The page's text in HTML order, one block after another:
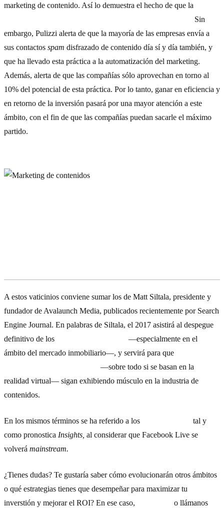
marketing de contenido. Así lo demuestra el hecho de que la
Sin
embargo, Pulizzi alerta de que la mayoría de las empresas envía a
sus contactos spam disfrazado de contenido día sí y día también, y
que ha llevado esta práctica a la automatización del marketing.
Además, alerta de que las compañías sólo aprovechan en torno al
10% del potencial de esta práctica. Por lo tanto, ganar en eficiencia y
en retorno de la inversión pasará por una mayor atención a este
ámbito, con el fin de que las compañías puedan sacarle el máximo
partido.
A estos vaticinios conviene sumar los de Matt Siltala, presidente y
fundador de Avalaunch Media, publicados recientemente por Search
Engine Journal. En palabras de Siltala, el 2017 asistirá al despegue
definitivo de los
—especialmente en el
ámbito del mercado inmobiliario—, y servirá para que
—sobre todo si se basan en la
realidad virtual— sigan exhibiendo músculo en la industria de
contenidos.
En los mismos términos se ha referido a los
tal y
como pronostica Insights, al considerar que Facebook Live se
volverá mainstream.
¿Tienes dudas? Te gustaría saber cómo evolucionarán otros ámbitos
o qué estrategias tienes que desempeñar para maximizar tu
inverstión y mejorar el ROI? En ese caso,
o llámanos